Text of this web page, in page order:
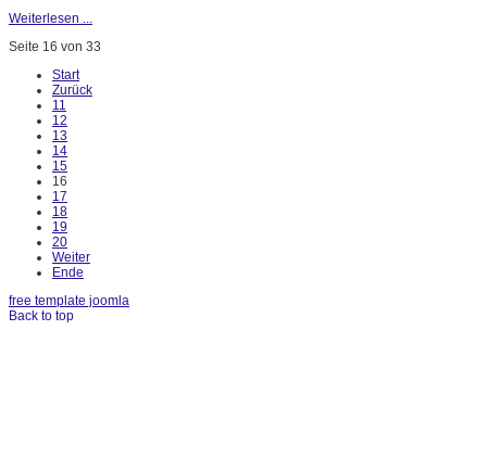
Weiterlesen ...
Seite 16 von 33
Start
Zurück
11
12
13
14
15
16
17
18
19
20
Weiter
Ende
free template joomla
Back to top